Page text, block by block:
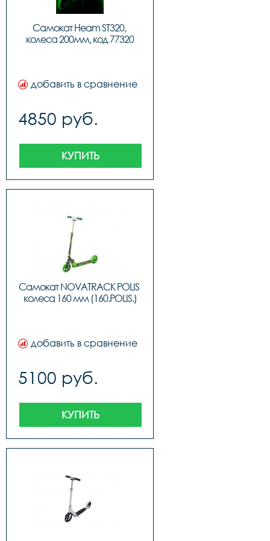
Самокат Heam ST320,
колеса 200мм, код 77320
добавить в сравнение
4850 руб.
КУПИТЬ
Самокат NOVATRACK POLIS
колеса 160 мм (160.POLIS.)
добавить в сравнение
5100 руб.
КУПИТЬ